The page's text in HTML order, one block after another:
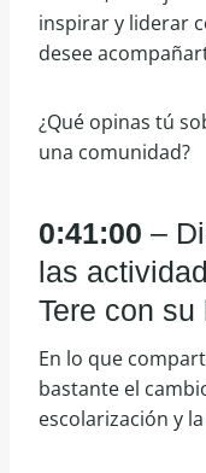
inspirar y liderar
desee
¿Qué opinas tú
una comunidad?
0:41:00 –
las
Tere con su
En lo que
bastante el
escolarización y